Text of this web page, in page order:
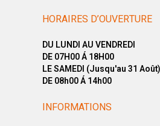
HORAIRES D’OUVERTURE
DU LUNDI AU VENDREDI
DE 07H00 Á 18H00
LE SAMEDI (Jusqu'au 31 Août)
DE 08h00 Á 14h00
INFORMATIONS